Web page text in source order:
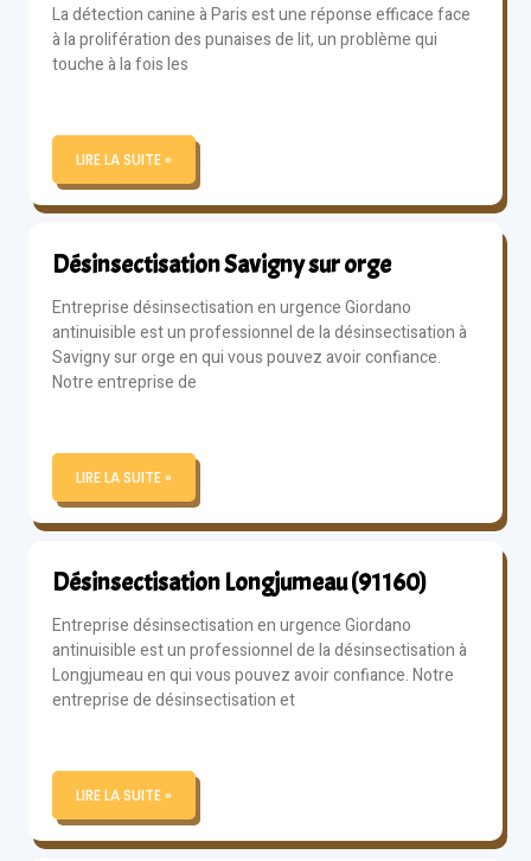
La détection canine à Paris est une réponse efficace face
à la prolifération des punaises de lit, un problème qui
touche à la fois les
LIRE LA SUITE »
Désinsectisation Savigny sur orge
Entreprise désinsectisation en urgence Giordano
antinuisible est un professionnel de la désinsectisation à
Savigny sur orge en qui vous pouvez avoir confiance.
Notre entreprise de
LIRE LA SUITE »
Désinsectisation Longjumeau (91160)
Entreprise désinsectisation en urgence Giordano
antinuisible est un professionnel de la désinsectisation à
Longjumeau en qui vous pouvez avoir confiance. Notre
entreprise de désinsectisation et
LIRE LA SUITE »